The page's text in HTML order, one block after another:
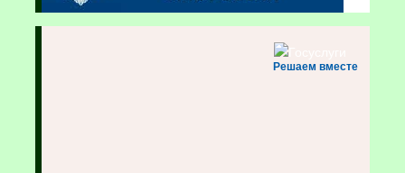
Решаем вместе